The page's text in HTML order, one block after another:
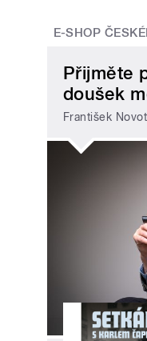
E-SHOP
Přijměte
doušek
František